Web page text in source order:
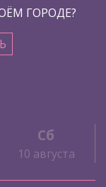
ГОРОДЕ?
Сб
10 августа